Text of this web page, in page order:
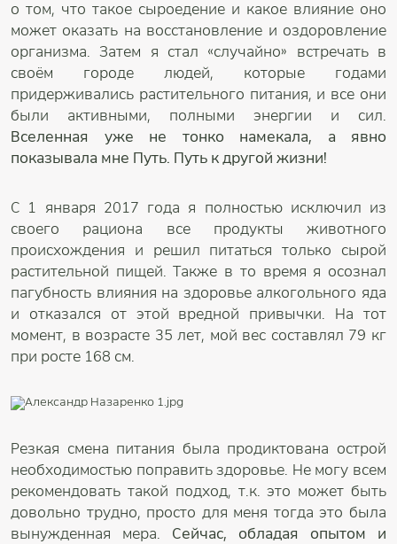
о том, что такое сыроедение и какое влияние оно
может оказать на восстановление и оздоровление
организма. Затем я стал «случайно» встречать в
своём городе людей, которые годами
придерживались растительного питания, и все они
были активными, полными энергии и сил.
Вселенная уже не тонко намекала, а явно
показывала мне Путь. Путь к другой жизни!
С 1 января 2017 года я полностью исключил из
своего рациона все продукты животного
происхождения и решил питаться только сырой
растительной пищей. Также в то время я осознал
пагубность влияния на здоровье алкогольного яда
и отказался от этой вредной привычки. На тот
момент, в возрасте 35 лет, мой вес составлял 79 кг
при росте 168 см.
Резкая смена питания была продиктована острой
необходимостью поправить здоровье. Не могу всем
рекомендовать такой подход, т.к. это может быть
довольно трудно, просто для меня тогда это была
вынужденная мера. Сейчас, обладая опытом и